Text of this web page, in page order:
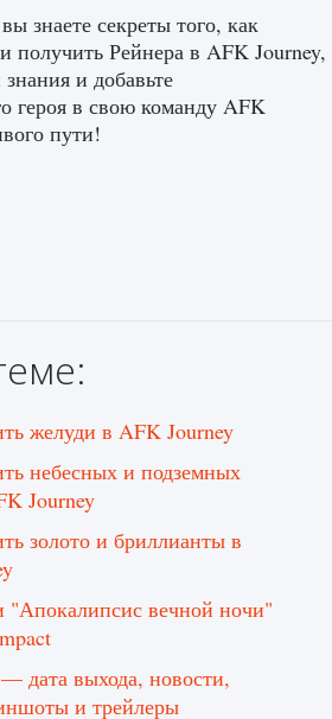
в режиме карьеры EA
2 096 0 2
знаете секреты того, как
получить Рейнера в AFK Journey,
и добавьте
героя в свою команду AFK
пути!
желуди в AFK Journey
небесных и подземных
Journey
золото и бриллианты в
"Апокалипсис вечной ночи"
дата выхода, новости,
и трейлеры